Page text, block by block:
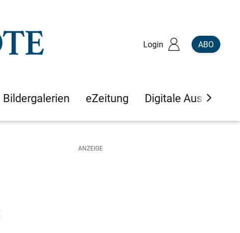
Login ABO
Bildergalerien eZeitung Digitale Ausgaben